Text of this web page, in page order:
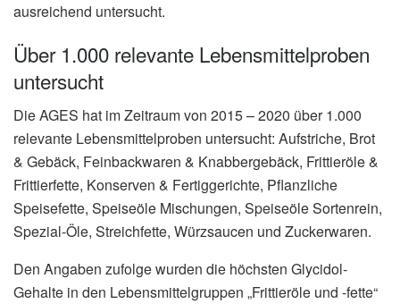
ausreichend untersucht.
Über 1.000 relevante Lebensmittelproben
untersucht
Die AGES hat im Zeitraum von 2015 – 2020 über 1.000
relevante Lebensmittelproben untersucht: Aufstriche, Brot
& Gebäck, Feinbackwaren & Knabbergebäck, Frittieröle &
Frittierfette, Konserven & Fertiggerichte, Pflanzliche
Speisefette, Speiseöle Mischungen, Speiseöle Sortenrein,
Spezial-Öle, Streichfette, Würzsaucen und Zuckerwaren.
Den Angaben zufolge wurden die höchsten Glycidol-
Gehalte in den Lebensmittelgruppen „Frittieröle und -fette“